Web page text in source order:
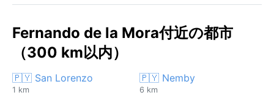
Fernando de la Mora付近の都市
（300 km以内）
🇵🇾 San Lorenzo
1 km
🇵🇾 Nemby
6 km